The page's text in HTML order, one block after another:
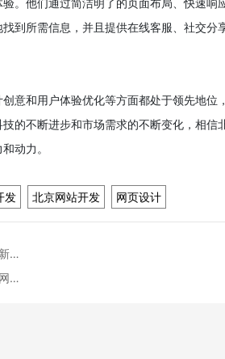
到所需信息，并且提供在线客服、社交分
意和用户体验优化等方面都处于领先地位
的不断进步和市场需求的不断变化，相信
动力。
发 北京网站开发 网页设计
…
…